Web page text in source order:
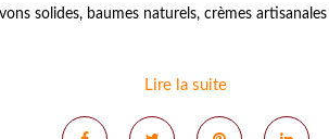
solides, baumes naturels, crèmes
Lire la suite